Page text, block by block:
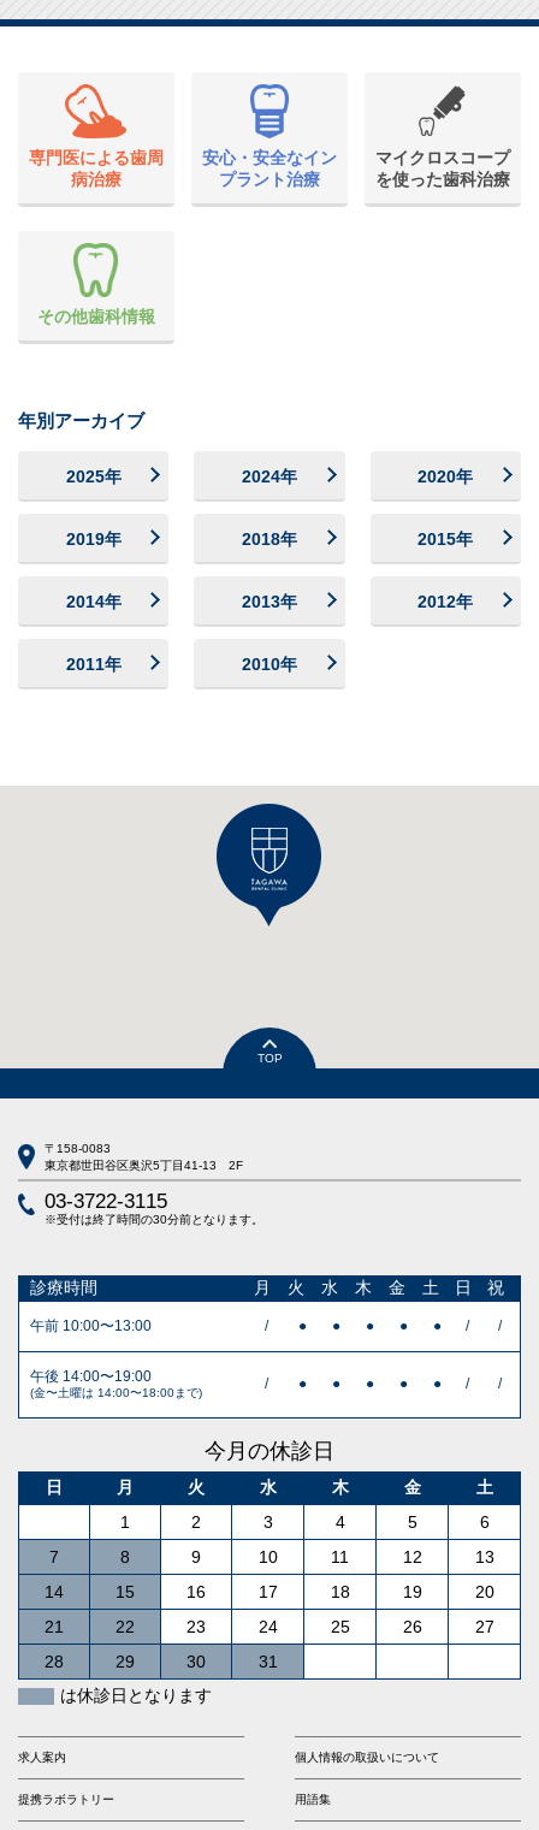
専門医による歯周
病治療
安心・安全なイン
プラント治療
マイクロスコープ
を使った歯科治療
その他歯科情報
年別アーカイブ
2025年 2024年 2020年
2019年 2018年 2015年
2014年 2013年 2012年
2011年 2010年
TOP
〒158-0083
東京都世田谷区奥沢5丁目41-13 2F
03-3722-3115
※受付は終了時間の30分前となります。
診療時間 月 火 水 木 金 土 日 祝
午前 10:00〜13:00 / ● ● ● ● ● / /
午後 14:00〜19:00
(金〜土曜は 14:00〜18:00まで)
/ ● ● ● ● ● / /
今月の休診日
日 月 火 水 木 金
土
1
2 3 4 5
6
7
8 9 10 11 12
13
14
15 16 17 18 19
20
21
22 23 24 25 26
27
28
29 30
31
は休診日となります
求人案内 個人情報の取扱いについて
提携ラボラトリー 用語集